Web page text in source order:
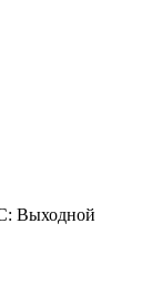
Выходной